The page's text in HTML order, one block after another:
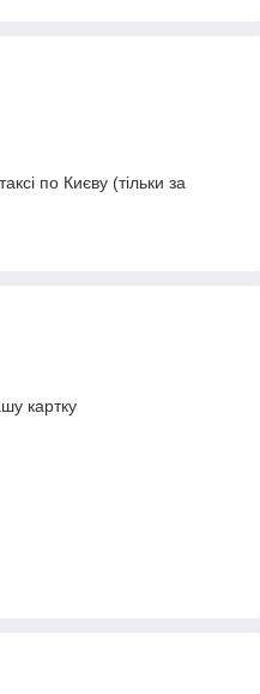
по Києву (тільки за
картку